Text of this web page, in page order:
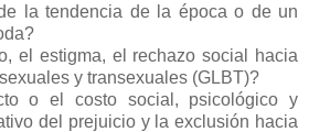
la tendencia de la época o de un
el estigma, el rechazo social hacia
y transexuales (GLBT)?
o el costo social, psicológico y
del prejuicio y la exclusión hacia